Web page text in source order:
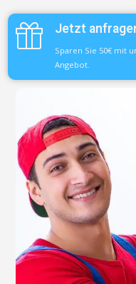
Jetzt
Sparen Sie 50€ mit
Angebot.